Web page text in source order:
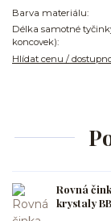
Barva materiálu:
Délka samotné
koncovek):
Hlídat cenu /
Rovná
krystaly